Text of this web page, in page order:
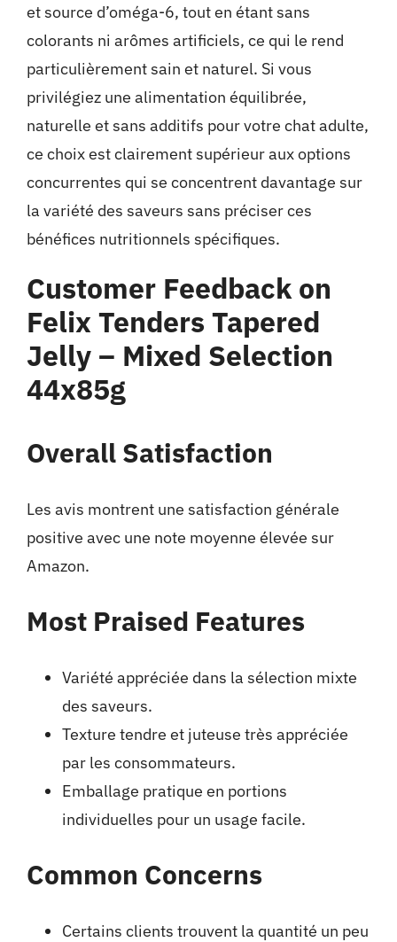
et source d’oméga-6, tout en étant sans
colorants ni arômes artificiels, ce qui le rend
particulièrement sain et naturel. Si vous
privilégiez une alimentation équilibrée,
naturelle et sans additifs pour votre chat adulte,
ce choix est clairement supérieur aux options
concurrentes qui se concentrent davantage sur
la variété des saveurs sans préciser ces
bénéfices nutritionnels spécifiques.
Customer Feedback on
Felix Tenders Tapered
Jelly – Mixed Selection
44x85g
Overall Satisfaction
Les avis montrent une satisfaction générale
positive avec une note moyenne élevée sur
Amazon.
Most Praised Features
Variété appréciée dans la sélection mixte
des saveurs.
Texture tendre et juteuse très appréciée
par les consommateurs.
Emballage pratique en portions
individuelles pour un usage facile.
Common Concerns
Certains clients trouvent la quantité un peu